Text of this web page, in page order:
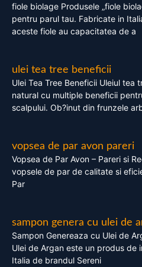
fiole biolage Produsele „fiole
pentru parul tau. Fabricate in
aceste fiole au capacitatea de a
ulei tea tree beneficii
Ulei Tea Tree Beneficii Uleiul tea
natural cu multiple beneficii
scalpului. Ob?inut din frunzele
vopsea de par avon pareri
Vopsea de Par Avon – Pareri si
vopsele de par de calitate si
Par
sampon genera cu ulei de
Sampon Genereaza cu Ulei de
Ulei de Argan este un produs de
Italia de brandul Sereni